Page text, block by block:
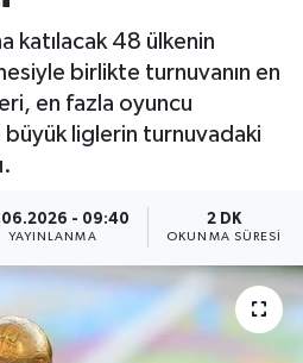
katılacak 48 ülkenin
birlikte turnuvanın en
en fazla oyuncu
liglerin turnuvadaki
- 09:40
YAYINLANMA
2 DK
OKUNMA SÜRESI